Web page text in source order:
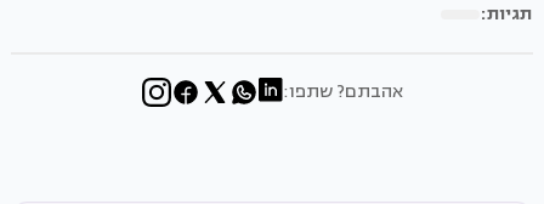
תגיות:
אהבתם? שתפו: